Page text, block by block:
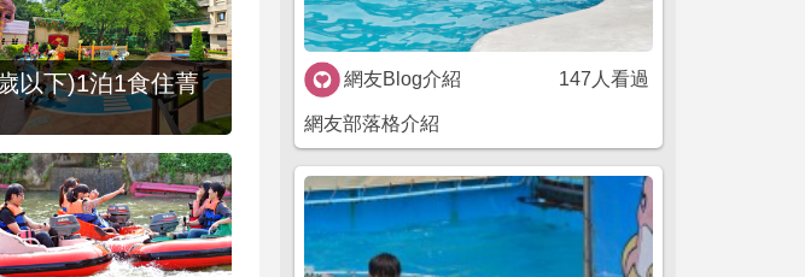
以下)1泊1食住菁
網友Blog介紹 147人看過
網友部落格介紹